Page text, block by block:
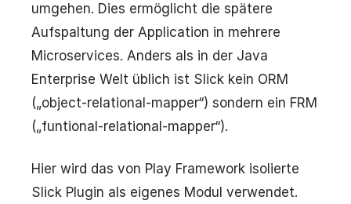
umgehen. Dies ermöglicht die spätere
Aufspaltung der Application in mehrere
Microservices. Anders als in der Java
Enterprise Welt üblich ist Slick kein ORM
(„object-relational-mapper“) sondern ein FRM
(„funtional-relational-mapper“).
Hier wird das von Play Framework isolierte
Slick Plugin als eigenes Modul verwendet.